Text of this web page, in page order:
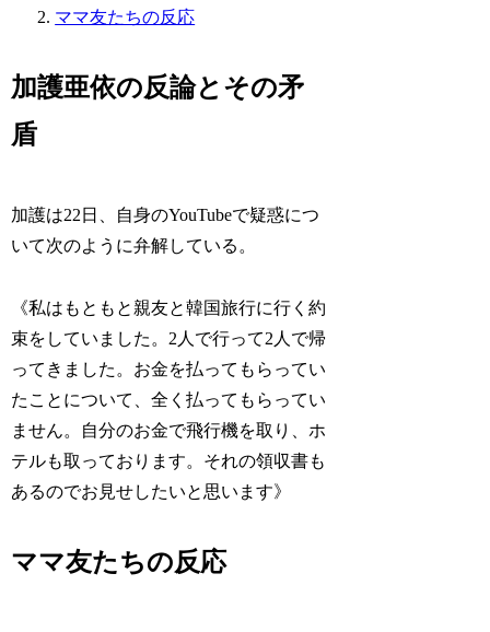
ママ友たちの反応
加護亜依の反論とその矛
盾
加護は22日、自身のYouTubeで疑惑につ
いて次のように弁解している。
《私はもともと親友と韓国旅行に行く約
束をしていました。2人で行って2人で帰
ってきました。お金を払ってもらってい
たことについて、全く払ってもらってい
ません。自分のお金で飛行機を取り、ホ
テルも取っております。それの領収書も
あるのでお見せしたいと思います》
ママ友たちの反応